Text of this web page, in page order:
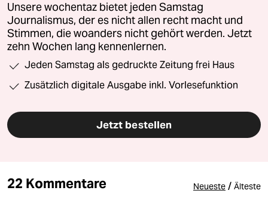
Unsere wochentaz bietet jeden Samstag
Journalismus, der es nicht allen recht macht und
Stimmen, die woanders nicht gehört werden. Jetzt
zehn Wochen lang kennenlernen.
Jeden Samstag als gedruckte Zeitung frei Haus
Zusätzlich digitale Ausgabe inkl. Vorlesefunktion
Jetzt bestellen
22 Kommentare Neueste / Älteste